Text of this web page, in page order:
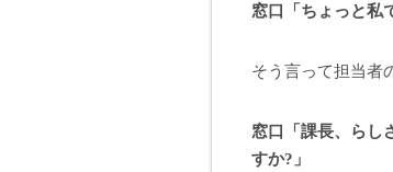
窓口「ちょっと私
そう言って担当者
窓口「課長、らし
すか?」